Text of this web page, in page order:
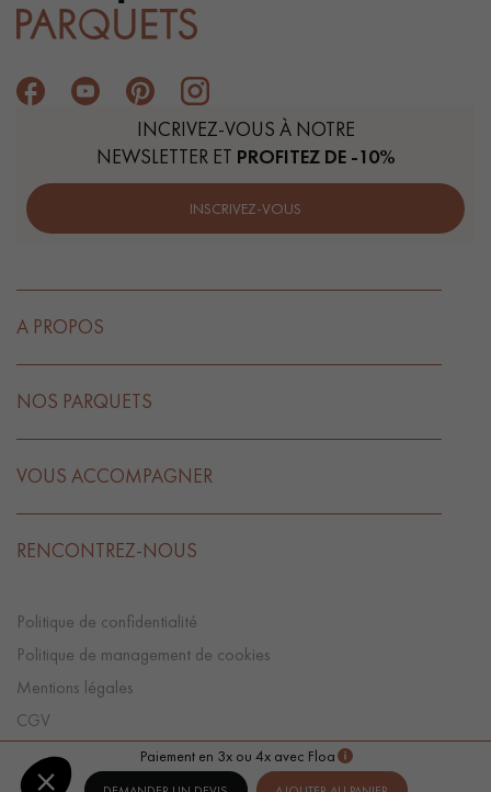
Paiement en 3x ou 4x avec Floa
INCRIVEZ-VOUS À NOTRE
NEWSLETTER ET PROFITEZ DE -10%
INSCRIVEZ-VOUS
A PROPOS
NOS PARQUETS
VOUS ACCOMPAGNER
RENCONTREZ-NOUS
Politique de confidentialité
Politique de management de cookies
Mentions légales
CGV
Préférences Cookies